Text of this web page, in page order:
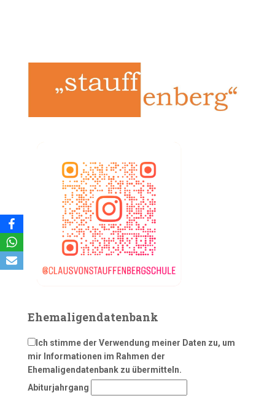
Ehemaligendatenbank
Ich stimme der Verwendung meiner Daten zu, um
mir Informationen im Rahmen der
Ehemaligendatenbank zu übermitteln.
Abiturjahrgang